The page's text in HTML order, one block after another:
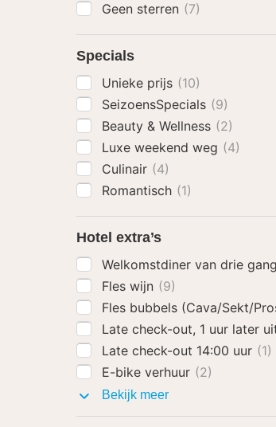
Geen sterren (7)
Specials
Unieke prijs (10)
SeizoensSpecials (9)
Beauty & Wellness (2)
Luxe weekend weg (4)
Culinair (4)
Romantisch (1)
Hotel extra’s
Welkomstdiner van drie
Fles wijn (9)
Fles bubbels (Cava/Sekt/
Late check-out, 1 uur later
Late check-out 14:00 uur (1)
E-bike verhuur (2)
Bekijk meerHotel